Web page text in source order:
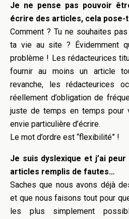
Je ne pense pas pouvoir
écrire des articles, cela pose-
Comment ? Tu ne souhaites
ta vie au site ? Évidemment
problème ! Les rédacteurices
fournir au moins un article
revanche, les rédacteurices
réellement d’obligation de
juste de temps en temps pour
envie particulière d’écrire.
Le mot d’ordre est “flexibilité” !
Je suis dyslexique et j’ai
articles remplis de fautes…
Saches que nous avons déjà
et que nous faisons tout pour
les plus simplement